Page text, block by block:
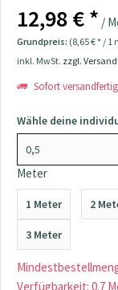
12,98 € * /
Grundpreis: (8,65 € * / 1
inkl. MwSt. zzgl.
Sofort
Wähle deine
Meter
1 Meter 2
3 Meter
Verfügbarkeit: 0.7